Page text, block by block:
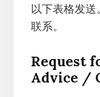
以下表格发
联系。
Request
Advice /